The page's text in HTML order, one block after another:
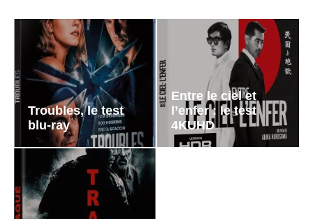
Troubles, le test
blu-ray
Entre le ciel et
l’enfer : le test
4KUHD